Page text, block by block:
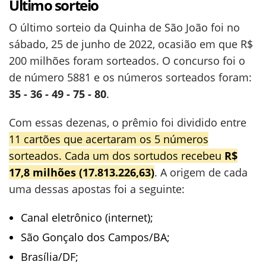
Último sorteio
O último sorteio da Quinha de São João foi no
sábado, 25 de junho de 2022, ocasião em que R$
200 milhões foram sorteados. O concurso foi o
de número 5881 e os números sorteados foram:
35 - 36 - 49 - 75 - 80.
Com essas dezenas, o prêmio foi dividido entre
11 cartões que acertaram os 5 números
sorteados. Cada um dos sortudos recebeu R$
17,8 milhões (17.813.226,63). A origem de cada
uma dessas apostas foi a seguinte:
Canal eletrônico (internet);
São Gonçalo dos Campos/BA;
Brasília/DF;